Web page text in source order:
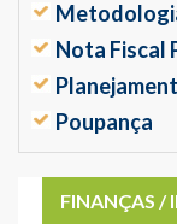
Nota Fiscal
Poupança
FINANÇAS /